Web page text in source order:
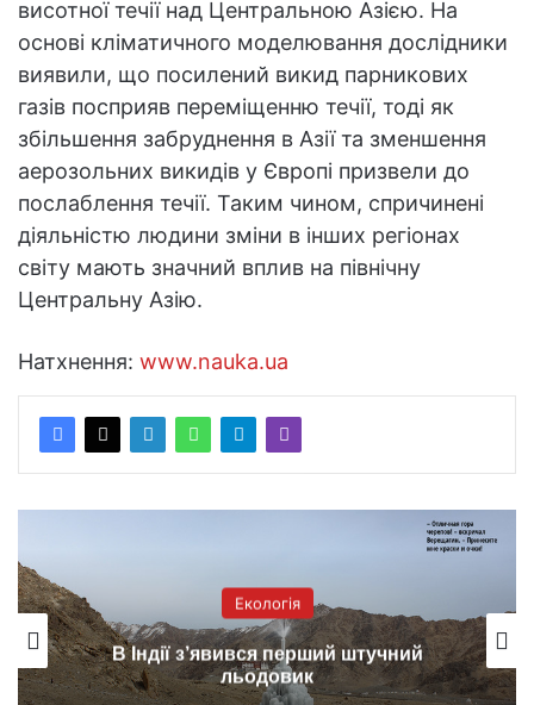
висотної течії над Центральною Азією. На
основі кліматичного моделювання дослідники
виявили, що посилений викид парникових
газів посприяв переміщенню течії, тоді як
збільшення забруднення в Азії та зменшення
аерозольних викидів у Європі призвели до
послаблення течії. Таким чином, спричинені
діяльністю людини зміни в інших регіонах
світу мають значний вплив на північну
Центральну Азію.
Натхнення: www.nauka.ua
Екологія
В Індії з’явився перший штучний
льодовик